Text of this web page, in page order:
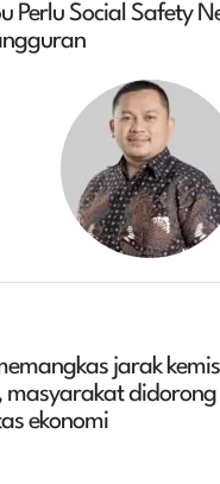
Perlu Social Safety
jarak
masyarakat
ekonomi